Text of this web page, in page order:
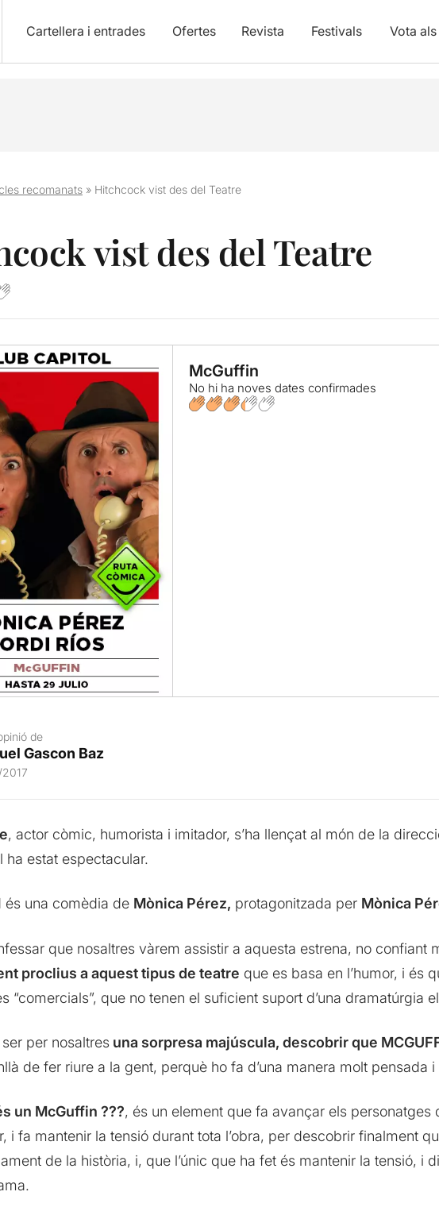
Cartellera i entrades Ofertes Revista Festivals Vota
recomanats» Hitchcock vist des del Teatre
vist des del Teatre
McGuffin
No hi ha noves dates confirmades
de
Gascon Baz
2017
, actor còmic, humorista i imitador, s’ha llençat al món de la
ha estat espectacular.
és una comèdia de Mònica Pérez, protagonitzada per Mònica
que nosaltres vàrem assistir a aquesta estrena, no confiant
proclius a aquest tipus de teatre que es basa en l’humor, i és
“comercials”, que no tenen el suficient suport d’una dramatúrgia
per nosaltresuna sorpresa majúscula, descobrir que
de fer riure a la gent, perquè ho fa d’una manera molt pensada i
un McGuffin ???, és un element que fa avançar els personatges
i fa mantenir la tensió durant tota l’obra, per descobrir finalment
de la història, i, que l’únic que ha fet és mantenir la tensió, i